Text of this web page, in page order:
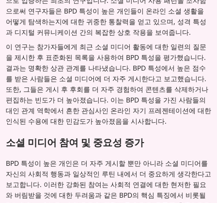
으로써 연구자들은 BPD 특성이 높은 개인들이 온라인 소셜 생활을
어떻게 탐색하는지에 대한 귀중한 통찰력을 얻고 있으며, 성격 특성
과 디지털 커뮤니케이션 간의 복잡한 상호 작용을 보여줍니다.
이 연구는 참가자들에게 최근 소셜 미디어 활동에 대한 일련의 질문
을 제시한 후 표준화된 목록을 사용하여 BPD 특성을 평가했습니다.
결과는 명확한 상관 관계를 나타냈습니다. BPD 특성에서 높은 점수
를 받은 사람들은 소셜 미디어에 더 자주 게시한다고 보고했습니다.
또한, 그들은 게시 후 후회를 더 자주 경험하여 콘텐츠를 삭제하거나
편집하는 빈도가 더 높아졌습니다. 이는 BPD 특성을 가진 사람들의
대인 관계 역학에서 흔한 관심사인 온라인 자기 프레젠테이션에 대한
인식된 수용에 대한 민감도가 높아졌음을 시사합니다.
소셜 미디어 참여 및 중요성 증가
BPD 특성이 높은 개인은 더 자주 게시할 뿐만 아니라 소셜 미디어를
자신의 사회적 행동과 일상적인 루틴 내에서 더 중요하게 생각한다고
보고합니다. 이러한 강화된 참여는 사회적 연결에 대한 현저한 필요
와 버림받을 것에 대한 두려움과 같은 BPD의 핵심 특징에서 비롯될